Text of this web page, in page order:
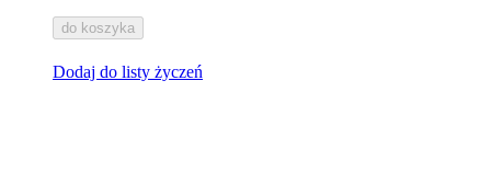
do koszyka
Dodaj do listy życzeń